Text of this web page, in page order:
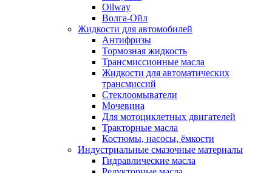
Oilway
Волга-Ойл
Жидкости для автомобилей
Антифризы
Тормозная жидкость
Трансмиссионные масла
Жидкости для автоматических
трансмиссий
Стеклоомыватели
Мочевина
Для мотоциклетных двигателей
Тракторные масла
Костюмы, насосы, ёмкости
Индустриальные смазочные материалы
Гидравлические масла